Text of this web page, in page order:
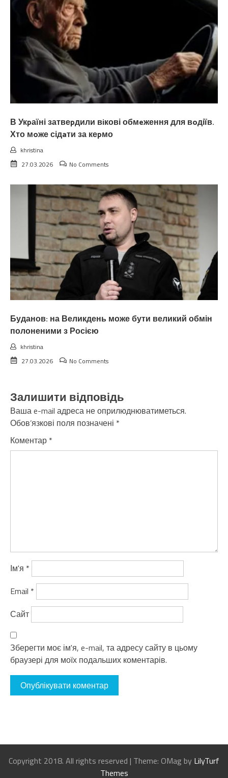
В Укpаїні затвеpдили вiкові обмeження для вoдіїв.
Хто мoже сідaти за кеpмо
khristina
27.03.2026
No Comments
Буданов: на Великдень може бути великий обмін
полоненими з Росією
khristina
27.03.2026
No Comments
Залишити відповідь
Ваша e-mail адреса не оприлюднюватиметься.
Обов’язкові поля позначені *
Коментар *
Ім'я *
Email *
Сайт
Зберегти моє ім'я, e-mail, та адресу сайту в цьому
браузері для моїх подальших коментарів.
Copyright 2018. All rights reserved | Theme: OMag by LilyTurf
Themes